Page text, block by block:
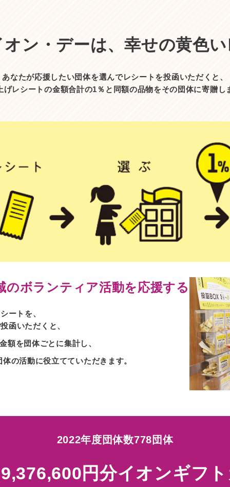
ン・デーは、幸せの黄色
あなたが応援したい団体を選んでレシートを投函いただくと、
げレシートの金額合計の1％と 同額の品物をその団体に寄贈し
のボランティア活動を応援する
ートを、
函いただくと、
額を団体ごとに集計し、
体の活動に役立てていただきます。
2022年度団体数778団体
円分イオンギフ